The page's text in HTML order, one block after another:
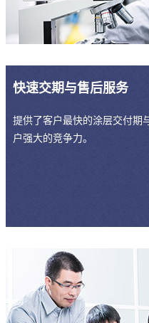
快速交期与售后服务
提供了客户最快的涂层交付期
户强大的竞争力。